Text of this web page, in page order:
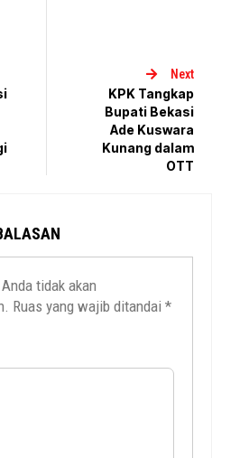
Next
KPK Tangkap
Bupati Bekasi
Ade Kuswara
Kunang dalam
OTT
tidak akan
Ruas yang wajib ditandai*